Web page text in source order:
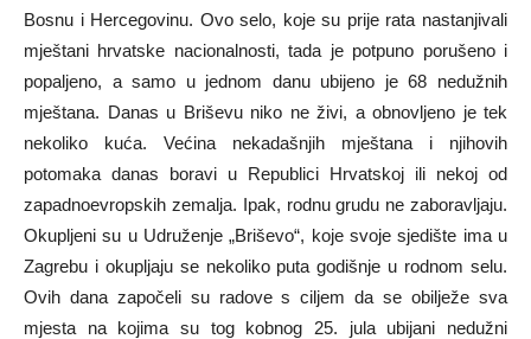
Bosnu i Hercegovinu. Ovo selo, koje su prije rata nastanjivali
mještani hrvatske nacionalnosti, tada je potpuno porušeno i
popaljeno, a samo u jednom danu ubijeno je 68 nedužnih
mještana. Danas u Briševu niko ne živi, a obnovljeno je tek
nekoliko kuća. Većina nekadašnjih mještana i njihovih
potomaka danas boravi u Republici Hrvatskoj ili nekoj od
zapadnoevropskih zemalja. Ipak, rodnu grudu ne zaboravljaju.
Okupljeni su u Udruženje „Briševo“, koje svoje sjedište ima u
Zagrebu i okupljaju se nekoliko puta godišnje u rodnom selu.
Ovih dana započeli su radove s ciljem da se obilježe sva
mjesta na kojima su tog kobnog 25. jula ubijani nedužni